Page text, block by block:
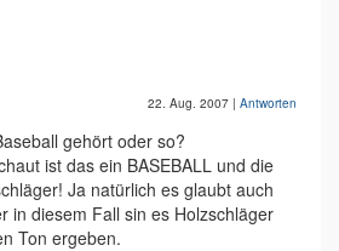
22. Aug. 2007 | Antworten
gehört oder so?
ist das ein BASEBALL und die
Ja natürlich es glaubt auch
in diesem Fall sin es Holzschläger
Ton ergeben.